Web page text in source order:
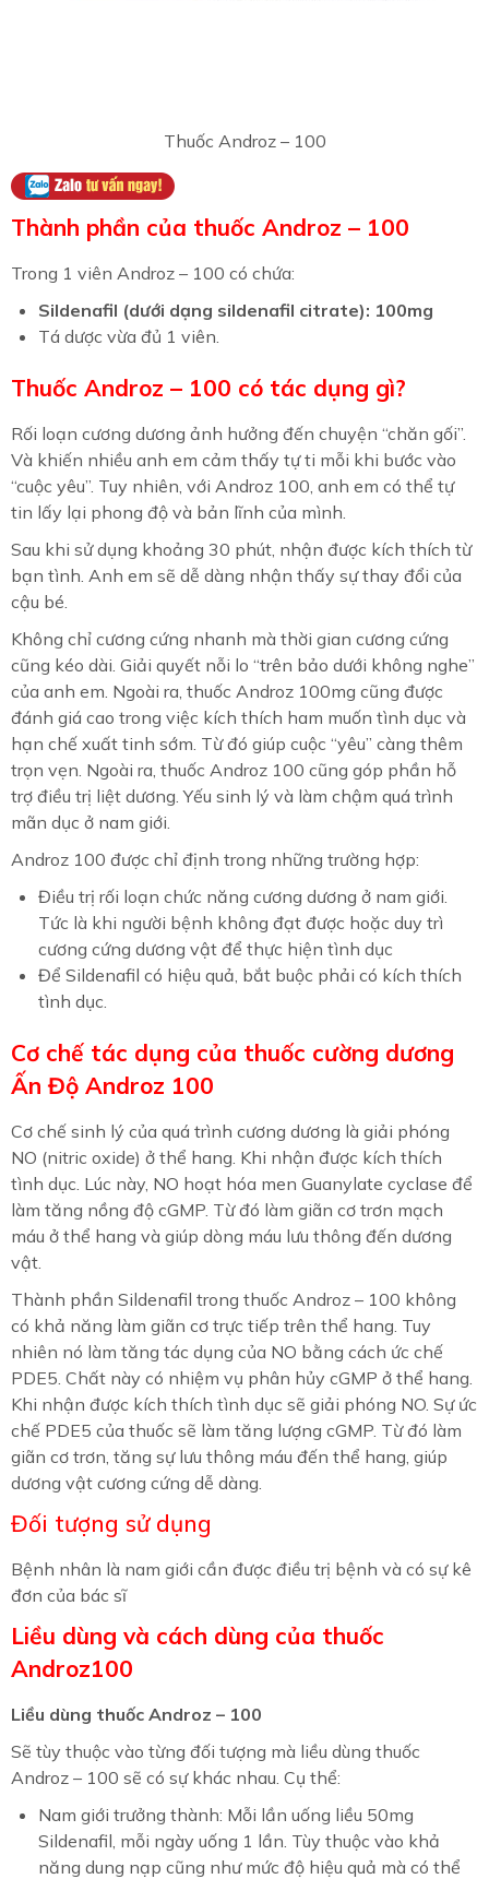
Thuốc Androz – 100
Thành phần của thuốc Androz – 100
Trong 1 viên Androz – 100 có chứa:
Sildenafil (dưới dạng sildenafil citrate): 100mg
Tá dược vừa đủ 1 viên.
Thuốc Androz – 100 có tác dụng gì?
Rối loạn cương dương ảnh hưởng đến chuyện “chăn gối”.
Và khiến nhiều anh em cảm thấy tự ti mỗi khi bước vào
“cuộc yêu”. Tuy nhiên, với Androz 100, anh em có thể tự
tin lấy lại phong độ và bản lĩnh của mình.
Sau khi sử dụng khoảng 30 phút, nhận được kích thích từ
bạn tình. Anh em sẽ dễ dàng nhận thấy sự thay đổi của
cậu bé.
Không chỉ cương cứng nhanh mà thời gian cương cứng
cũng kéo dài. Giải quyết nỗi lo “trên bảo dưới không nghe”
của anh em. Ngoài ra, thuốc Androz 100mg cũng được
đánh giá cao trong việc kích thích ham muốn tình dục và
hạn chế xuất tinh sớm. Từ đó giúp cuộc “yêu” càng thêm
trọn vẹn. Ngoài ra, thuốc Androz 100 cũng góp phần hỗ
trợ điều trị liệt dương. Yếu sinh lý và làm chậm quá trình
mãn dục ở nam giới.
Androz 100 được chỉ định trong những trường hợp:
Điều trị rối loạn chức năng cương dương ở nam giới.
Tức là khi người bệnh không đạt được hoặc duy trì
cương cứng dương vật để thực hiện tình dục
Để Sildenafil có hiệu quả, bắt buộc phải có kích thích
tình dục.
Cơ chế tác dụng của thuốc cường dương
Ấn Độ Androz 100
Cơ chế sinh lý của quá trình cương dương là giải phóng
NO (nitric oxide) ở thể hang. Khi nhận được kích thích
tình dục. Lúc này, NO hoạt hóa men Guanylate cyclase để
làm tăng nồng độ cGMP. Từ đó làm giãn cơ trơn mạch
máu ở thể hang và giúp dòng máu lưu thông đến dương
vật.
Thành phần Sildenafil trong thuốc Androz – 100 không
có khả năng làm giãn cơ trực tiếp trên thể hang. Tuy
nhiên nó làm tăng tác dụng của NO bằng cách ức chế
PDE5. Chất này có nhiệm vụ phân hủy cGMP ở thể hang.
Khi nhận được kích thích tình dục sẽ giải phóng NO. Sự ức
chế PDE5 của thuốc sẽ làm tăng lượng cGMP. Từ đó làm
giãn cơ trơn, tăng sự lưu thông máu đến thể hang, giúp
dương vật cương cứng dễ dàng.
Đối tượng sử dụng
Bệnh nhân là nam giới cần được điều trị bệnh và có sự kê
đơn của bác sĩ
Liều dùng và cách dùng của thuốc
Androz100
Liều dùng thuốc Androz – 100
Sẽ tùy thuộc vào từng đối tượng mà liều dùng thuốc
Androz – 100 sẽ có sự khác nhau. Cụ thể:
Nam giới trưởng thành: Mỗi lần uống liều 50mg
Sildenafil, mỗi ngày uống 1 lần. Tùy thuộc vào khả
năng dung nạp cũng như mức độ hiệu quả mà có thể